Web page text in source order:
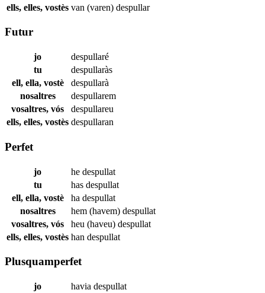
ells, elles, vostès van (varen) despullar
Futur
jo
despullaré
tu
despullaràs
ell, ella, vostè
despullarà
nosaltres
despullarem
vosaltres, vós
despullareu
ells, elles, vostès despullaran
Perfet
jo he despullat
tu
has despullat
ell, ella, vostè
ha despullat
nosaltres
hem (havem) despullat
vosaltres, vós
heu (haveu) despullat
ells, elles, vostès han despullat
Plusquamperfet
jo havia despullat